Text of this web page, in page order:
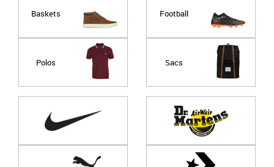
Baskets Football
Polos Sacs